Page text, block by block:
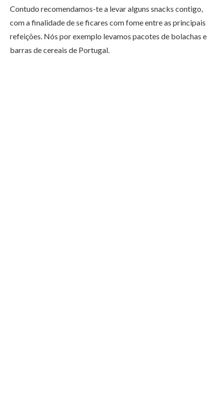
Contudo recomendamos-te a levar alguns snacks contigo,
com a finalidade de se ficares com fome entre as principais
refeições. Nós por exemplo levamos pacotes de bolachas e
barras de cereais de Portugal.